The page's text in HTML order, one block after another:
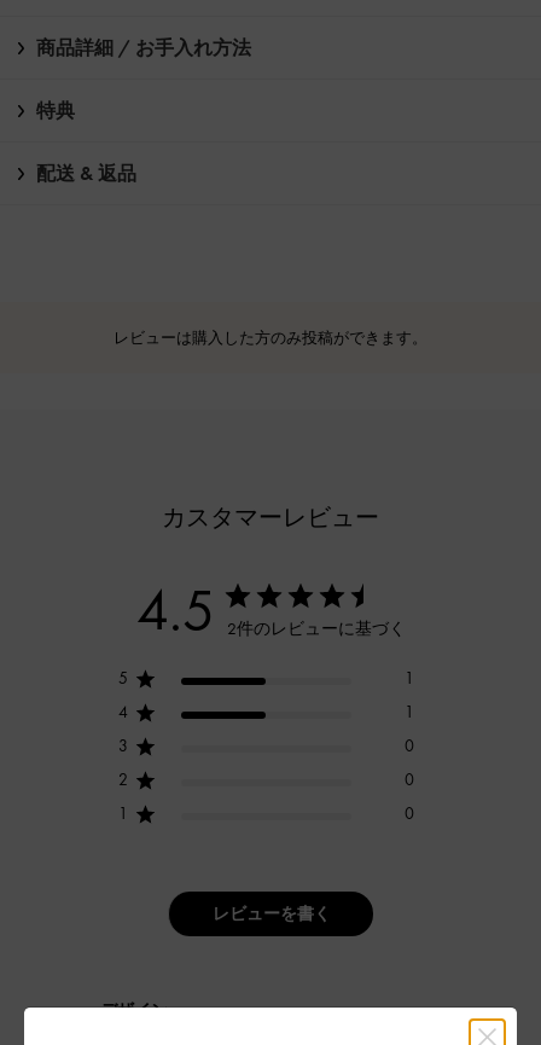
商品詳細 / お手入れ方法
特典
配送 & 返品
レビューは購入した方のみ投稿ができます。
カスタマーレビュー
4.5 2件のレビューに基づく
5
1
4
1
3
0
2
0
1
0
レビューを書く
デザイン